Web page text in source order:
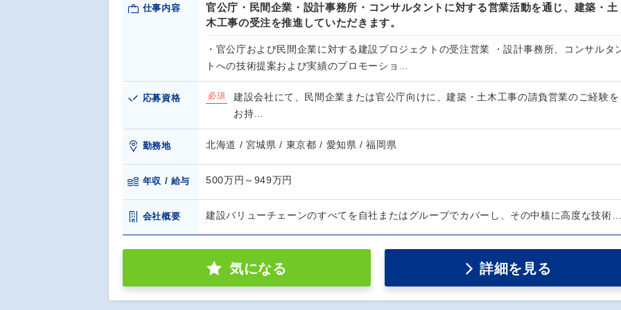
仕事内容
官公庁・民間企業・設計事務所・コンサルタントに対する営業活動を通じ、建築・土
木工事の受注を推進していただきます。
・官公庁および民間企業に対する建設プロジェクトの受注営業 ・設計事務所、コンサルタ
トへの技術提案および実績のプロモーショ…
応募資格 必須
建設会社にて、民間企業または官公庁向けに、建築・土木工事の請負営業のご経験を
お持…
勤務地 北海道 / 宮城県 / 東京都 / 愛知県 / 福岡県
年収 / 給与 500万円～949万円
会社概要 建設バリューチェーンのすべてを自社またはグループでカバーし、その中核に高度な技術
気になる 詳細を見る